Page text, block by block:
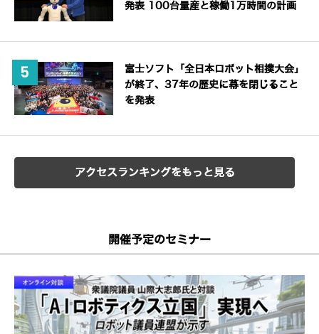
発表 100台量産と稼働1万時間の計画
富士ソフト「全日本ロボット相撲大会」
が終了、37年の歴史に幕を閉じること
を発表
アクセスランキングをもっと見る
開催予定のセミナー